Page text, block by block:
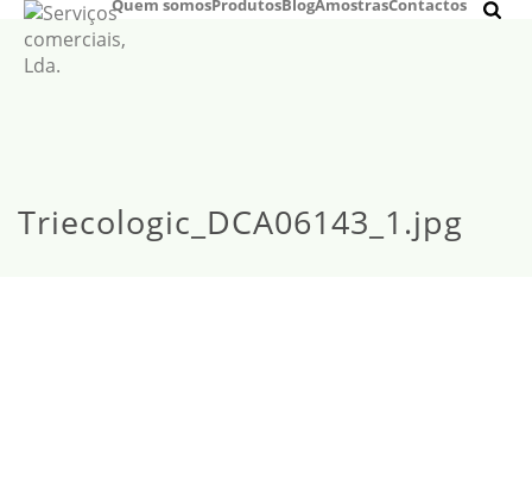
Quem somosProdutosBlogAmostrasContactos
Triecologic_DCA06143_1.jpg